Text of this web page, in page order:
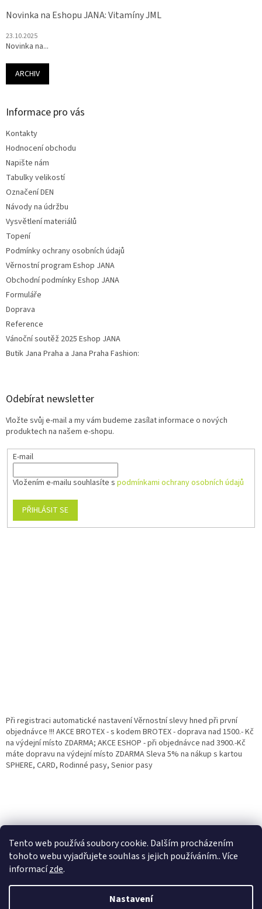
Tento web používá soubory cookie. Dalším procházením
tohoto webu vyjadřujete souhlas s jejich používáním.. Více
informacízde.
Nastavení
nastavená Věrnostní sleva 3% - 10% na Všechny Vaše další nákupy. Čím
Novinka na Eshopu JANA: Vitamíny JML
23.10.2025
Novinka na...
ARCHIV
Informace pro vás
Kontakty
Hodnocení obchodu
Napište nám
Tabulky velikostí
Označení DEN
Návody na údržbu
Vysvětlení materiálů
Topení
Podmínky ochrany osobních údajů
Věrnostní program Eshop JANA
Obchodní podmínky Eshop JANA
Formuláře
Doprava
Reference
Vánoční soutěž 2025 Eshop JANA
Butik Jana Praha a Jana Praha Fashion:
Odebírat newsletter
Vložte svůj e-mail a my vám budeme zasílat informace o nových
produktech na našem e-shopu.
E-mail
Vložením e-mailu souhlasíte s podmínkami ochrany osobních údajů
PŘIHLÁSIT SE
Při registraci automatické nastavení Věrnostní slevy hned při první
objednávce !!! AKCE BROTEX - s kodem BROTEX - doprava nad 1500.- Kč
na výdejní místo ZDARMA; AKCE ESHOP - při objednávce nad 3900.-Kč
máte dopravu na výdejní místo ZDARMA Sleva 5% na nákup s kartou
SPHERE, CARD, Rodinné pasy, Senior pasy